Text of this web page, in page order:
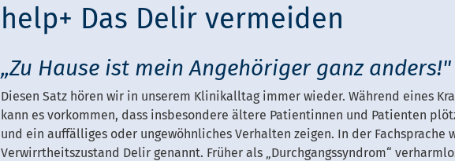
help+ Das Delir vermeiden
„Zu Hause ist mein Angehöriger ganz anders!"
Diesen Satz hören wir in unserem Klinikalltag immer wieder. Während eines
kann es vorkommen, dass insbesondere ältere Patientinnen und Patienten
und ein auffälliges oder ungewöhnliches Verhalten zeigen. In der Fachsprache
Verwirrtheitszustand Delir genannt. Früher als „Durchgangssyndrom“